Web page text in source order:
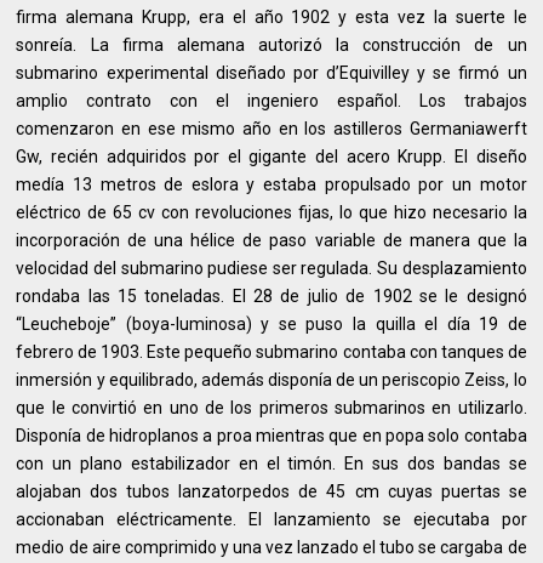
firma alemana Krupp, era el año 1902 y esta vez la suerte le
sonreía. La firma alemana autorizó la construcción de un
submarino experimental diseñado por d’Equivilley y se firmó un
amplio contrato con el ingeniero español. Los trabajos
comenzaron en ese mismo año en los astilleros Germaniawerft
Gw, recién adquiridos por el gigante del acero Krupp. El diseño
medía 13 metros de eslora y estaba propulsado por un motor
eléctrico de 65 cv con revoluciones fijas, lo que hizo necesario la
incorporación de una hélice de paso variable de manera que la
velocidad del submarino pudiese ser regulada. Su desplazamiento
rondaba las 15 toneladas. El 28 de julio de 1902 se le designó
“Leucheboje” (boya-luminosa) y se puso la quilla el día 19 de
febrero de 1903. Este pequeño submarino contaba con tanques de
inmersión y equilibrado, además disponía de un periscopio Zeiss, lo
que le convirtió en uno de los primeros submarinos en utilizarlo.
Disponía de hidroplanos a proa mientras que en popa solo contaba
con un plano estabilizador en el timón. En sus dos bandas se
alojaban dos tubos lanzatorpedos de 45 cm cuyas puertas se
accionaban eléctricamente. El lanzamiento se ejecutaba por
medio de aire comprimido y una vez lanzado el tubo se cargaba de